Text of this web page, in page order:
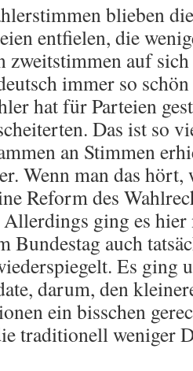
blieben
entfielen, die
zweitstimmen auf
immer so
hat für Parteien
Das ist so
an Stimmen
Wenn man das hört,
Reform des
ging es
Bundestag auch
Es ging
darum, den
ein bisschen
traditionell weniger